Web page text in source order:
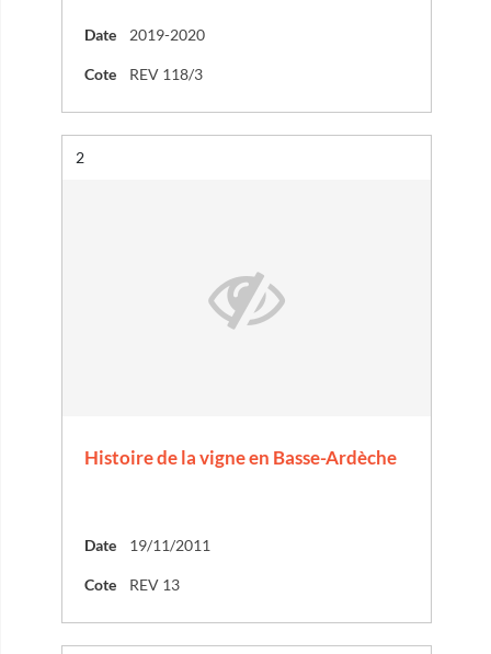
Date 2019-2020
Cote REV 118/3
Résultat n°
2
Histoire de la vigne en Basse-Ardèche
Date 19/11/2011
Cote REV 13